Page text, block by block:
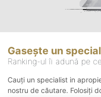
Gasește un
Ranking-ul îi adună pe
Cauți un specialist in
nostru de căutare. Folosiți